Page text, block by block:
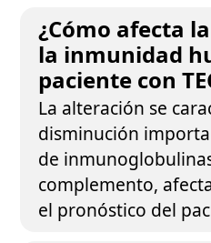
¿Cómo afecta
la inmunidad
paciente con
La alteración se
disminución
de
complemento,
el pronóstico del